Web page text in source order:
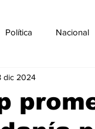
Política Nacional
Salud
dic 2024